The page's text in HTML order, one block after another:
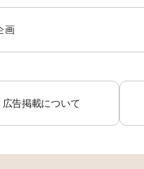
画
広告掲載について